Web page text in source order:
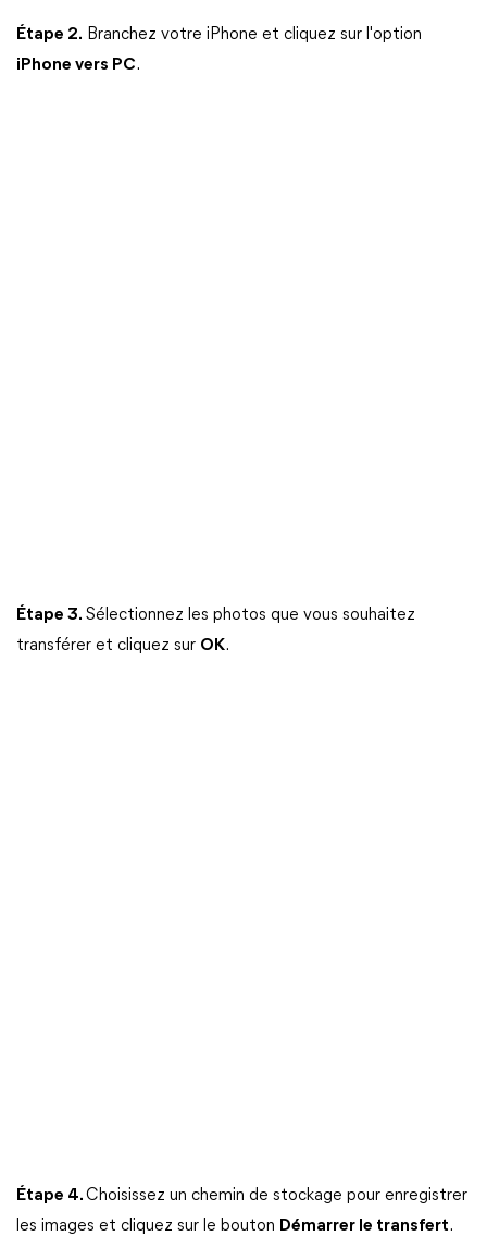
Étape 2. Branchez votre iPhone et cliquez sur l'option
iPhone vers PC.
Étape 3. Sélectionnez les photos que vous souhaitez
transférer et cliquez sur OK.
Étape 4.Choisissez un chemin de stockage pour enregistrer
les images et cliquez sur le bouton Démarrer le transfert.